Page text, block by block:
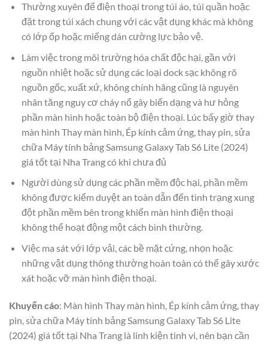
Thường xuyên để điện thoại trong túi áo, túi quần hoặc
đặt trong túi xách chung với các vật dụng khác mà không
có lớp ốp hoặc miếng dán cường lực bảo vệ.
Làm việc trong môi trường hóa chất độc hại, gần với
nguồn nhiệt hoặc sử dụng các loại dock sạc không rõ
nguồn gốc, xuất xứ, không chính hãng cũng là nguyên
nhân tăng nguy cơ cháy nổ gây biến dạng và hư hỏng
phần màn hình hoặc toàn bộ điện thoại. Lúc bấy giờ thay
màn hình Thay màn hình, Ép kính cảm ứng, thay pin, sửa
chữa Máy tính bảng Samsung Galaxy Tab S6 Lite (2024)
giá tốt tại Nha Trang có khi chưa đủ
Người dùng sử dụng các phần mềm độc hại, phần mềm
không được kiểm duyệt an toàn dẫn đến tình trạng xung
đột phần mềm bên trong khiến màn hình điện thoại
không thể hoạt động một cách bình thường.
Việc ma sát với lớp vải, các bề mặt cứng, nhọn hoặc
những vật dụng thông thường hoàn toàn có thể gây xước
xát hoặc vỡ màn hình điện thoại.
Khuyến cáo: Màn hình Thay màn hình, Ép kính cảm ứng, thay
pin, sửa chữa Máy tính bảng Samsung Galaxy Tab S6 Lite
(2024) giá tốt tại Nha Trang là linh kiện tinh vi, nên bạn cần